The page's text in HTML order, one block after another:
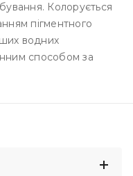
Колорується
пігментного
водних
способом за